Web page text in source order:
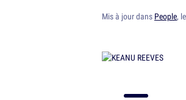
Mis à jour dans People,